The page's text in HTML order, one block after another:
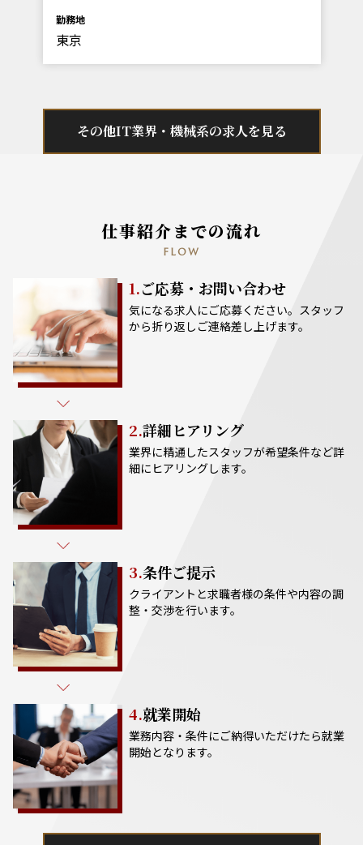
勤務地
東京
その他IT業界・機械系の求人を見る
仕事紹介までの流れ
FLOW
1.ご応募・お問い合わせ
気になる求人にご応募ください。スタッフ
から折り返しご連絡差し上げます。
2.詳細ヒアリング
業界に精通したスタッフが希望条件など詳
細にヒアリングします。
3.条件ご提示
クライアントと求職者様の条件や内容の調
整・交渉を行います。
4.就業開始
業務内容・条件にご納得いただけたら就業
開始となります。